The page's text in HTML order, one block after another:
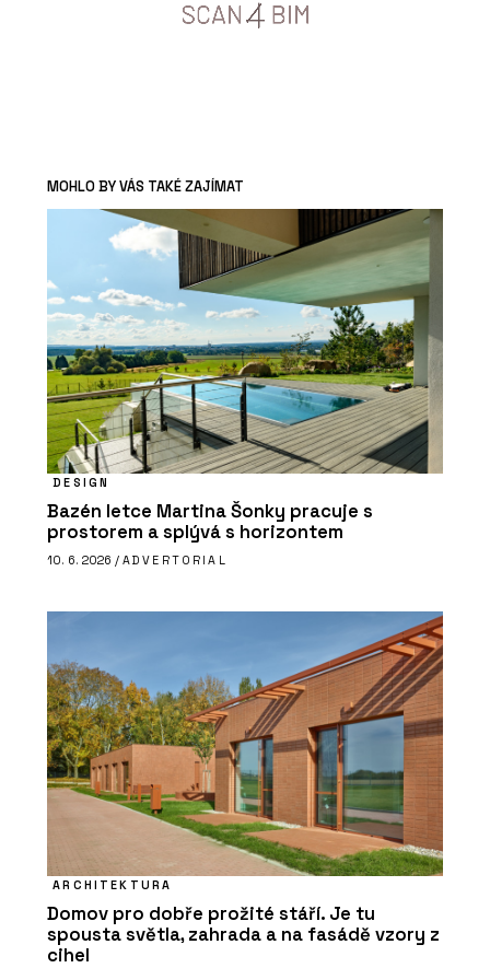
MOHLO BY VÁS TAKÉ ZAJÍMAT
DESIGN
Bazén letce Martina Šonky pracuje s
prostorem a splývá s horizontem
10. 6. 2026 / ADVERTORIAL
ARCHITEKTURA
Domov pro dobře prožité stáří. Je tu
spousta světla, zahrada a na fasádě vzory z
cihel